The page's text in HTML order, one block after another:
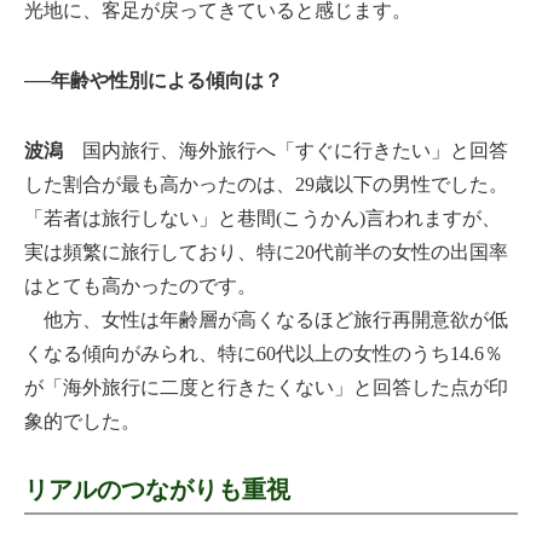
光地に、客足が戻ってきていると感じます。
──年齢や性別による傾向は？
波潟 国内旅行、海外旅行へ「すぐに行きたい」と回答
した割合が最も高かったのは、29歳以下の男性でした。
「若者は旅行しない」と巷間(こうかん)言われますが、
実は頻繁に旅行しており、特に20代前半の女性の出国率
はとても高かったのです。
他方、女性は年齢層が高くなるほど旅行再開意欲が低
くなる傾向がみられ、特に60代以上の女性のうち14.6％
が「海外旅行に二度と行きたくない」と回答した点が印
象的でした。
リアルのつながりも重視